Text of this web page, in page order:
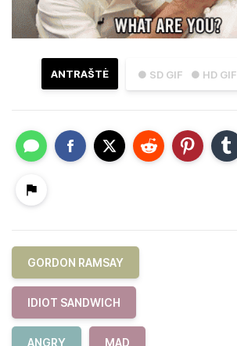
● SD GIF ● HD GIF
ANTRAŠTĖ
GORDON RAMSAY
IDIOT SANDWICH
ANGRY MAD